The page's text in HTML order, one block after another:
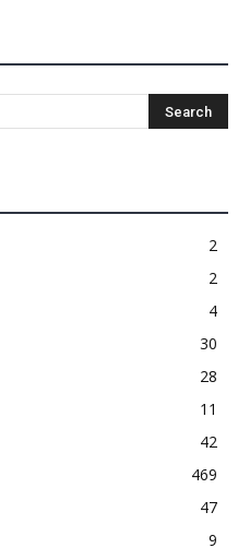
2
2
4
30
28
11
42
469
47
9